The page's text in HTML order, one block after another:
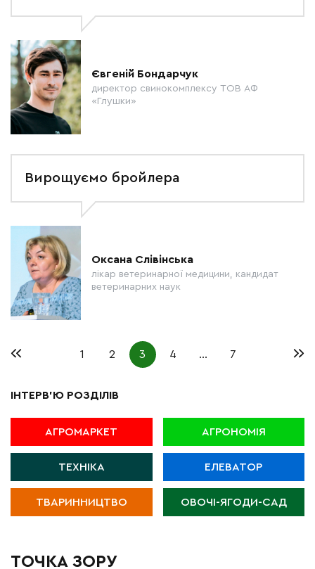
Євгеній Бондарчук
директор свинокомплексу ТОВ АФ
«Глушки»
Вирощуємо бройлера
Оксана Слівінська
лікар ветеринарної медицини, кандидат
ветеринарних наук
1 2 3 4 … 7
ІНТЕРВ'Ю РОЗДІЛІВ
АГРОМАРКЕТ АГРОНОМІЯ
ТЕХНІКА ЕЛЕВАТОР
ТВАРИННИЦТВО ОВОЧІ-ЯГОДИ-САД
ТОЧКА ЗОРУ